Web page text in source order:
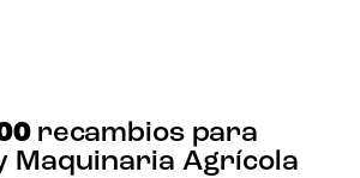
recambios para
Maquinaria Agrícola